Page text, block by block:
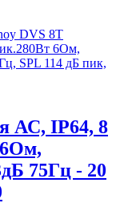
АС, IP64, 8
75Гц - 20